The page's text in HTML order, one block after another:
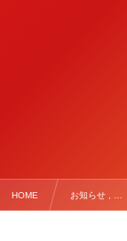
HOME お知らせ , …